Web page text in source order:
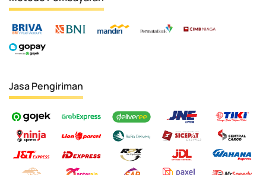
Jasa Pengiriman